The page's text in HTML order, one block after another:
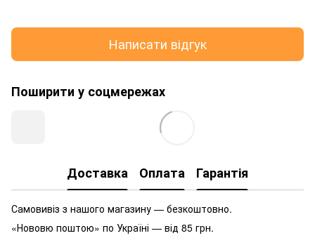
Написати відгук
Поширити у соцмережах
Доставка Оплата Гарантія
Самовивіз з нашого магазину — безкоштовно.
«Нововю поштою» по Україні — від 85 грн.